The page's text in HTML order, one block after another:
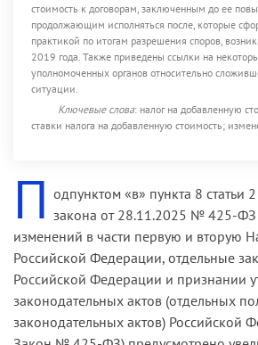
стоимость к договорам, заключенным до ее
продолжающим исполняться после, которые
практикой по итогам разрешения споров,
2019 года. Также приведены ссылки на
уполномоченных органов относительно
ситуации.
Ключевые слова: налог на добавленную
ставки налога на добавленную стоимость;
П одпунктом «в» пункта 8 статьи
закона от 28.11.2025 № 425-ФЗ
изменений в части первую и вторую
Российской Федерации, отдельные
Российской Федерации и признании
законодательных актов (отдельных
законодательных актов) Российской